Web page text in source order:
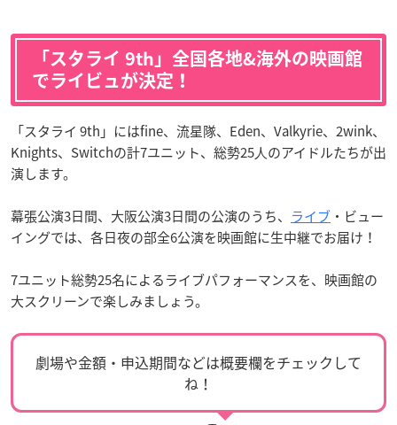
「スタライ 9th」全国各地&海外の映画館
でライビュが決定！
「スタライ 9th」にはfine、流星隊、Eden、Valkyrie、2wink、
Knights、Switchの計7ユニット、総勢25⼈のアイドルたちが出
演します。
幕張公演3日間、大阪公演3日間の公演のうち、 ライブ ・ビュー
イングでは、各日夜の部全6公演を映画館に生中継でお届け！
7ユニット総勢25名によるライブパフォーマンスを、映画館の
大スクリーンで楽しみましょう。
劇場や金額・申込期間などは概要欄をチェックして
ね！